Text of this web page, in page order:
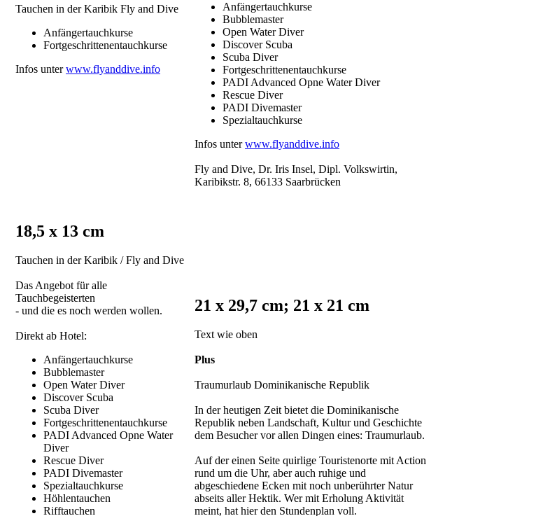
Tauchen in der Karibik Fly and Dive
Anfängertauchkurse
Fortgeschrittenentauchkurse
Infos unterwww.flyanddive.info
Anfängertauchkurse
Bubblemaster
Open Water Diver
Discover Scuba
Scuba Diver
Fortgeschrittenentauchkurse
PADI Advanced Opne Water Diver
Rescue Diver
PADI Divemaster
Spezialtauchkurse
Infos unterwww.flyanddive.info
Fly and Dive, Dr. Iris Insel, Dipl. Volkswirtin,
Karibikstr. 8, 66133 Saarbrücken
18,5 x 13 cm
Tauchen in der Karibik / Fly and Dive
Das Angebot für alle
Tauchbegeisterten
- und die es noch werden wollen.
Direkt ab Hotel:
Anfängertauchkurse
Bubblemaster
Open Water Diver
Discover Scuba
Scuba Diver
Fortgeschrittenentauchkurse
PADI Advanced Opne Water
Diver
Rescue Diver
PADI Divemaster
Spezialtauchkurse
Höhlentauchen
Rifftauchen
21 x 29,7 cm; 21 x 21 cm
Text wie oben
Plus
Traumurlaub Dominikanische Republik
In der heutigen Zeit bietet die Dominikanische
Republik neben Landschaft, Kultur und Geschichte
dem Besucher vor allen Dingen eines: Traumurlaub.
Auf der einen Seite quirlige Touristenorte mit Action
rund um die Uhr, aber auch ruhige und
abgeschiedene Ecken mit noch unberührter Natur
abseits aller Hektik. Wer mit Erholung Aktivität
meint, hat hier den Stundenplan voll.